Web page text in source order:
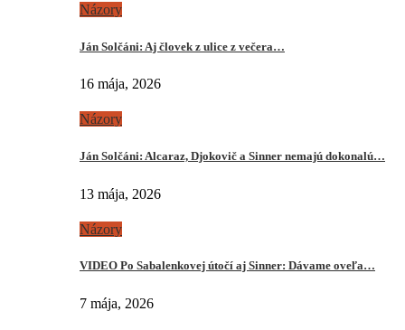
Názory
Ján Solčáni: Aj človek z ulice z večera…
16 mája, 2026
Názory
Ján Solčáni: Alcaraz, Djokovič a Sinner nemajú dokonalú…
13 mája, 2026
Názory
VIDEO Po Sabalenkovej útočí aj Sinner: Dávame oveľa…
7 mája, 2026